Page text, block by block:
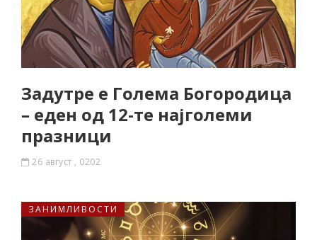
Задутре е Голема Богородица
– еден од 12-те најголеми
празници
26 август , 0202
ЗАНИМЛИВОСТИ